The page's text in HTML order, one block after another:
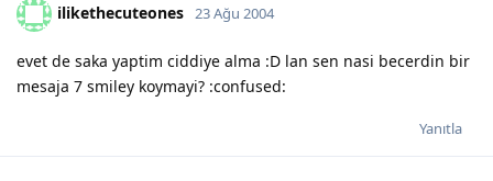
ilikethecuteones 23 Ağu 2004
evet de saka yaptim ciddiye alma :D lan sen nasi becerdin bir
mesaja 7 smiley koymayi? :confused:
Yanıtla